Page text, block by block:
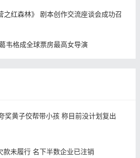
之红森林》 剧本创作交流座谈会成功召
韦格成全球票房最高女导演
奖黄子佼帮带小孩 称目前没计划复出
款未履行 名下半数企业已注销